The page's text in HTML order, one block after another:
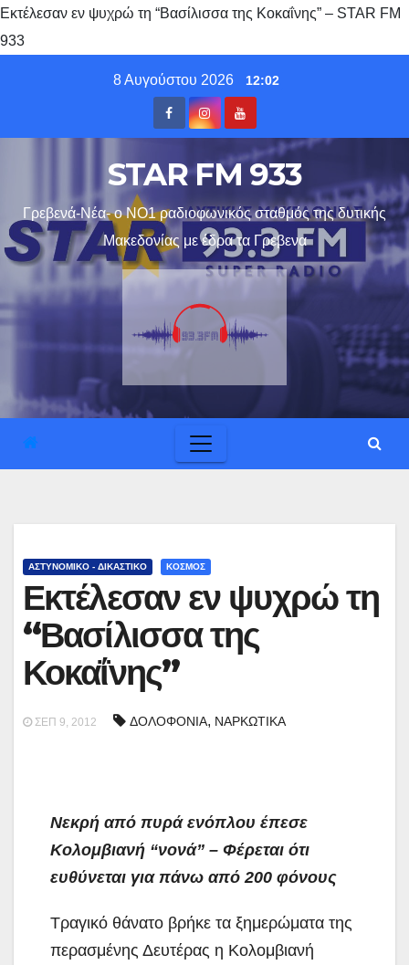
Εκτέλεσαν εν ψυχρώ τη “Βασίλισσα της Κοκαΐνης” – STAR FM
933
8 Αυγούστου 2026 12:02
STAR FM 933
Γρεβενά-Νέα- ο ΝΟ1 ραδιοφωνικός σταθμός της δυτικής
Μακεδονίας με έδρα τα Γρεβενα
ΑΣΤΥΝΟΜΙΚΟ - ΔΙΚΑΣΤΙΚΟ ΚΟΣΜΟΣ
Εκτέλεσαν εν ψυχρώ τη
“Βασίλισσα της
Κοκαΐνης”
ΣΕΠ 9, 2012 ΔΟΛΟΦΟΝΙΑ, ΝΑΡΚΩΤΙΚΑ
Νεκρή από πυρά ενόπλου έπεσε
Κολομβιανή “νονά” – Φέρεται ότι
ευθύνεται για πάνω από 200 φόνους
Τραγικό θάνατο βρήκε τα ξημερώματα της
περασμένης Δευτέρας η Κολομβιανή